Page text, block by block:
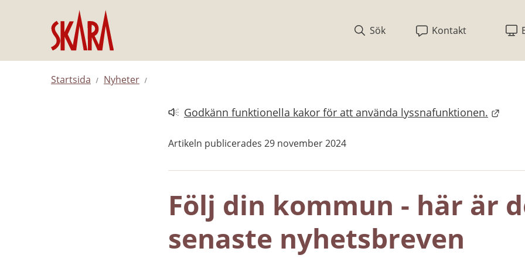
Hoppa till innehåll
Sök
Kontakt
Startsida Nyheter
Godkänn funktionella kakor för att använda lyssnafunktionen.
Länk till annan webbplats.
Artikeln publicerades 29 november 2024
Följ din kommun - här är
senaste nyhetsbreven